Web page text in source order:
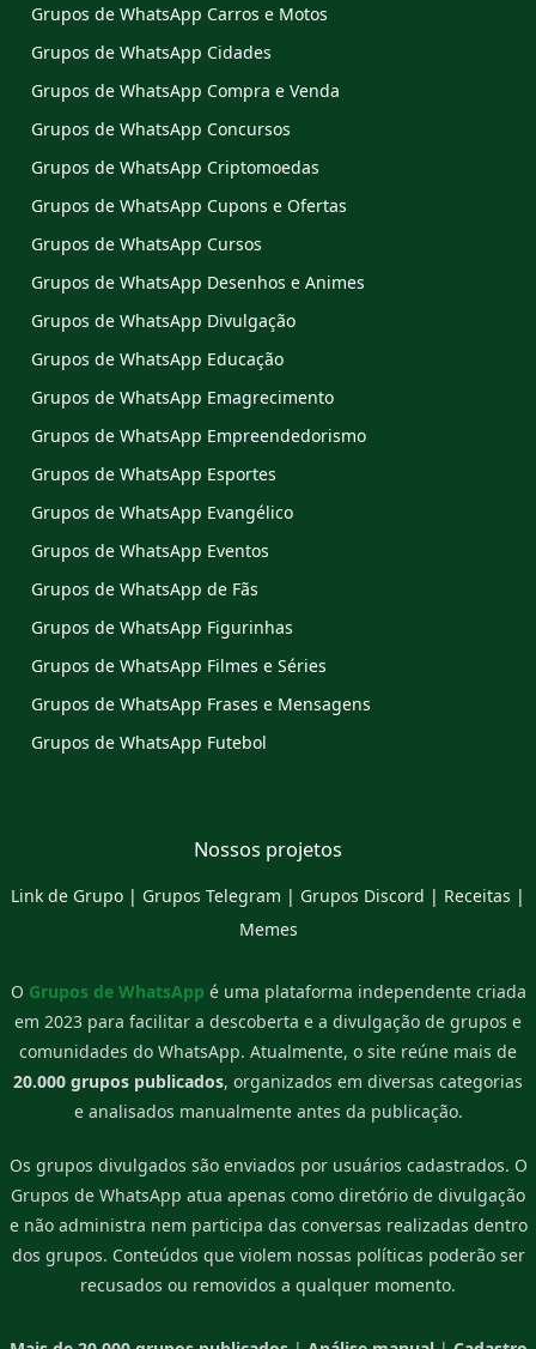
Grupos de WhatsApp Carros e Motos
Grupos de WhatsApp Cidades
Grupos de WhatsApp Compra e Venda
Grupos de WhatsApp Concursos
Grupos de WhatsApp Criptomoedas
Grupos de WhatsApp Cupons e Ofertas
Grupos de WhatsApp Cursos
Grupos de WhatsApp Desenhos e Animes
Grupos de WhatsApp Divulgação
Grupos de WhatsApp Educação
Grupos de WhatsApp Emagrecimento
Grupos de WhatsApp Empreendedorismo
Grupos de WhatsApp Esportes
Grupos de WhatsApp Evangélico
Grupos de WhatsApp Eventos
Grupos de WhatsApp de Fãs
Grupos de WhatsApp Figurinhas
Grupos de WhatsApp Filmes e Séries
Grupos de WhatsApp Frases e Mensagens
Grupos de WhatsApp Futebol
Nossos projetos
Link de Grupo | Grupos Telegram | Grupos Discord | Receitas |
Memes
O Grupos de WhatsApp é uma plataforma independente criada
em 2023 para facilitar a descoberta e a divulgação de grupos e
comunidades do WhatsApp. Atualmente, o site reúne mais de
20.000 grupos publicados, organizados em diversas categorias
e analisados manualmente antes da publicação.
Os grupos divulgados são enviados por usuários cadastrados. O
Grupos de WhatsApp atua apenas como diretório de divulgação
e não administra nem participa das conversas realizadas dentro
dos grupos. Conteúdos que violem nossas políticas poderão ser
recusados ou removidos a qualquer momento.